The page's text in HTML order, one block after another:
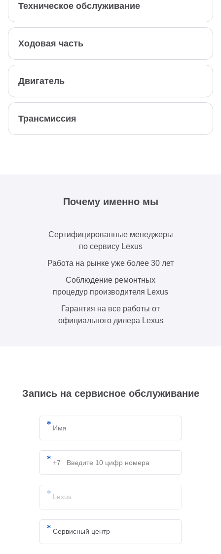
Техническое обслуживание
Ходовая часть
Двигатель
Трансмиссия
Почему именно мы
Сертифицированные менеджеры
по сервису Lexus
Работа на рынке уже более 30 лет
Соблюдение ремонтных
процедур производителя Lexus
Гарантия на все работы от
официального дилера Lexus
Запись на сервисное обслуживание